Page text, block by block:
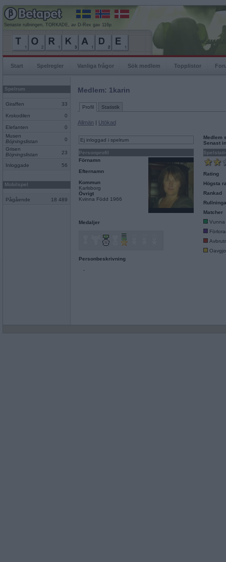
Senaste rullningen, TORKADE, av D-Rex gav 116p
Start Spelregler Vanliga frågor Sök medlem Topplistor
Spelrum
Giraffen 33
Krokodilen 0
Elefanten
0
Musen
Böjningslistan
0
Grisen
Böjningslistan
23
Inloggade 56
Mobilspel
Pågående 18 489
Medlem: 1karin
Profil Statistik
Allmän | Utökad
Ej inloggad i spelrum
Personprofil
Förnamn
Efternamn
Kommun
Karlsborg
Övrigt
Kvinna Född 1966
Medaljer
Personbeskrivning
-
Medlem
Senast
Rating
Högsta
Rankad
Matcher
Vunna